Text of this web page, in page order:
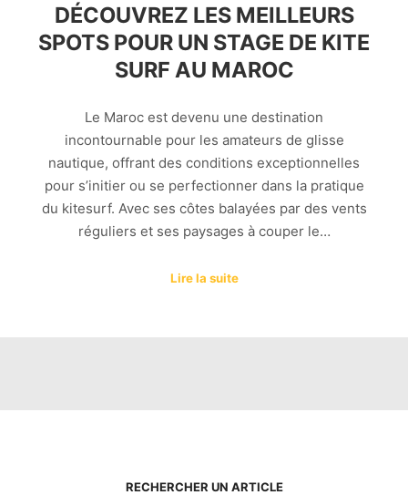
DÉCOUVREZ LES MEILLEURS
SPOTS POUR UN STAGE DE KITE
SURF AU MAROC
Le Maroc est devenu une destination
incontournable pour les amateurs de glisse
nautique, offrant des conditions exceptionnelles
pour s’initier ou se perfectionner dans la pratique
du kitesurf. Avec ses côtes balayées par des vents
réguliers et ses paysages à couper le…
Lire la suite
RECHERCHER UN ARTICLE